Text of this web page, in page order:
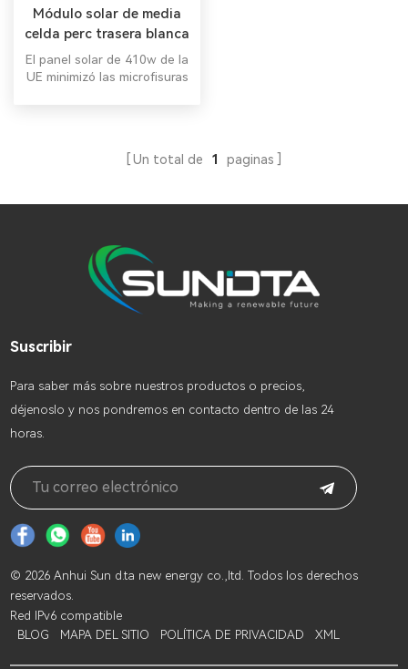
Módulo solar de media
celda perc trasera blanca
410w 420w 425w
El panel solar de 410w de la
UE minimizó las microfisuras
Un total de
1 paginas
Suscribir
Para saber más sobre nuestros productos o precios,
déjenoslo y nos pondremos en contacto dentro de las 24
horas.
© 2026 Anhui Sun d.ta new energy co.,ltd. Todos los derechos
reservados.
Red IPv6 compatible
BLOG
MAPA DEL SITIO POLÍTICA DE PRIVACIDAD XML